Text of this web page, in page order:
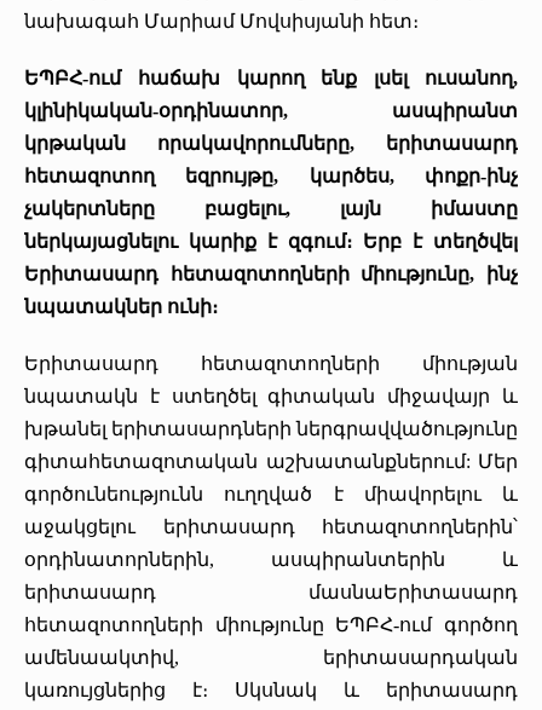
նախագահ Մարիամ Մովսիսյանի հետ։
ԵՊԲՀ-ում հաճախ կարող ենք լսել ուսանող,
կլինիկական-օրդինատոր, ասպիրանտ
կրթական որակավորումները, երիտասարդ
հետազոտող եզրույթը, կարծես, փոքր-ինչ
չակերտները բացելու, լայն իմաստը
ներկայացնելու կարիք է զգում։ Երբ է տեղծվել
Երիտասարդ հետազոտողների միությունը, ինչ
նպատակներ ունի։
Երիտասարդ հետազոտողների միության
նպատակն է ստեղծել գիտական միջավայր և
խթանել երիտասարդների ներգրավվածությունը
գիտահետազոտական աշխատանքներում: Մեր
գործունեությունն ուղղված է միավորելու և
աջակցելու երիտասարդ հետազոտողներին՝
օրդինատորներին, ասպիրանտերին և
երիտասարդ մասնաԵրիտասարդ
հետազոտողների միությունը ԵՊԲՀ-ում գործող
ամենաակտիվ, երիտասարդական
կառույցներից է։ Սկսնակ և երիտասարդ